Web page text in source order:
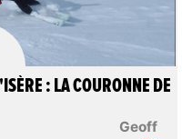
Geoff
: LA COURONNE DE